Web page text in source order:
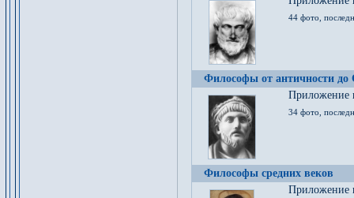
44 фото,
Философы от античности до
Приложение
34 фото,
Философы средних веков
Приложение